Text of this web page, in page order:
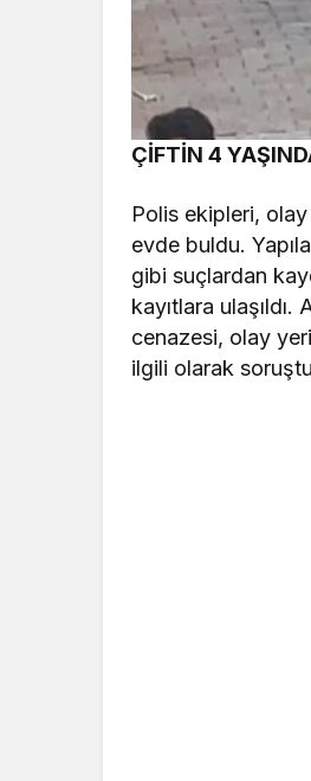
ÇİFTİN 4
Polis ekipleri, olay
evde buldu.
gibi suçlardan
kayıtlara
cenazesi, olay
ilgili olarak